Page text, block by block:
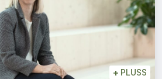
+ PLUSS